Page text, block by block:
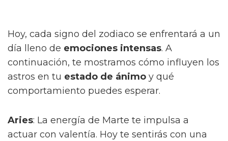
Hoy, cada signo del zodiaco se enfrentará a un
día lleno de emociones intensas. A
continuación, te mostramos cómo influyen los
astros en tu estado de ánimo y qué
comportamiento puedes esperar.
Aries: La energía de Marte te impulsa a
actuar con valentía. Hoy te sentirás con una